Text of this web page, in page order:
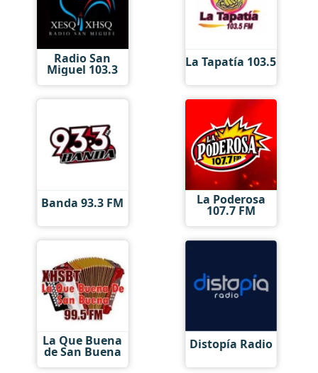
Radio San
Miguel 103.3 La Tapatía 103.5
Banda 93.3 FM La Poderosa
107.7 FM
La Que Buena
de San Buena Distopía Radio